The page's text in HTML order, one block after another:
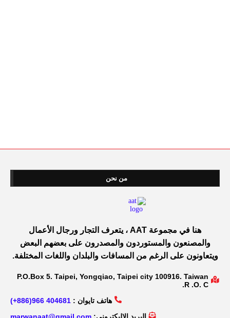
من نحن
هنا في مجموعة AAT ، يتعرف التجار ورجال الأعمال
والمصنعون والمستوردون والمصدرون على بعضهم البعض
ويتعاونون على الرغم من المسافات والبلدان واللغات المختلفة.
P.O.Box 5. Taipei, Yongqiao, Taipei city 100916. Taiwan
R .O. C.
هاتف تايوان : 404681 966(886+)